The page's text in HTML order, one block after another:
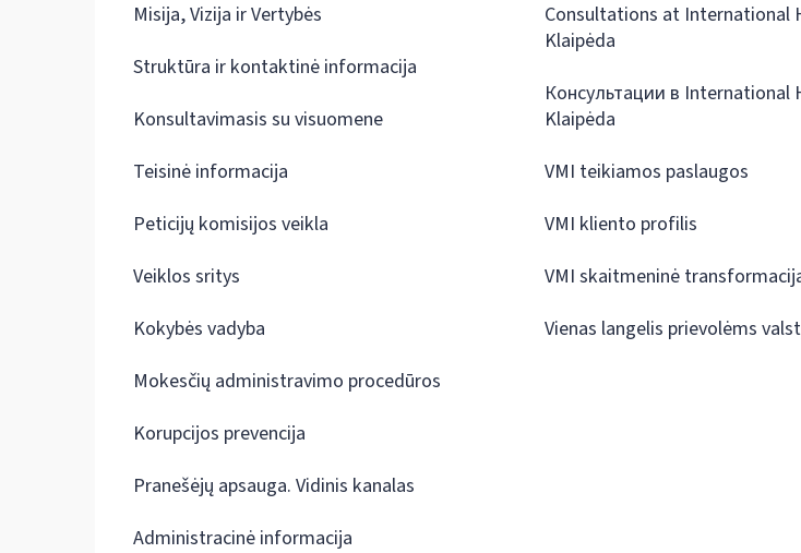
Misija, Vizija ir Vertybės
Struktūra ir kontaktinė informacija
Konsultavimasis su visuomene
Teisinė informacija
Peticijų komisijos veikla
Veiklos sritys
Kokybės vadyba
Mokesčių administravimo procedūros
Korupcijos prevencija
Pranešėjų apsauga. Vidinis kanalas
Administracinė informacija
Consultations at International
Klaipėda
Консультации в International
Klaipėda
VMI teikiamos paslaugos
VMI kliento profilis
VMI skaitmeninė
Vienas langelis prievolėms